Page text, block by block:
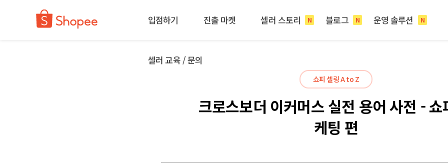
입점하기 진출 마켓 셀러 스토리 N 블로그 N 운영 솔루션 N
셀러 교육 / 문의
쇼피 셀링 A to Z
크로스보더 이커머스 실전 용어 사전 - 쇼
케팅 편